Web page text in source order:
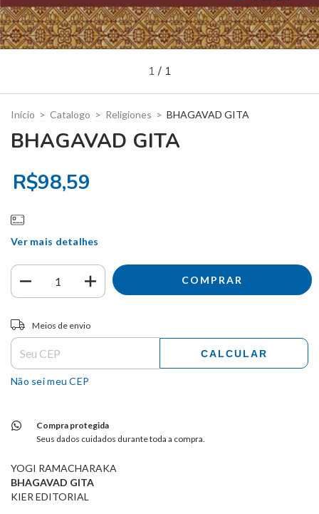
1 / 1
Início > Catalogo > Religiones > BHAGAVAD GITA
BHAGAVAD GITA
R$98,59
Ver mais detalhes
Entregas para o CEP:
Meios de envio
CALCULAR
Não sei meu CEP
Compra protegida
Seus dados cuidados durante toda a compra.
YOGI RAMACHARAKA
BHAGAVAD GITA
KIER EDITORIAL